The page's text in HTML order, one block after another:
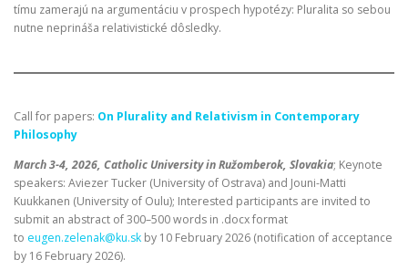
tímu zamerajú na argumentáciu v prospech hypotézy: Pluralita so sebou
nutne neprináša relativistické dôsledky.
Call for papers: On Plurality and Relativism in Contemporary
Philosophy
March 3-4, 2026, Catholic University in Ružomberok, Slovakia; Keynote
speakers: Aviezer Tucker (University of Ostrava) and Jouni-Matti
Kuukkanen (University of Oulu); Interested participants are invited to
submit an abstract of 300–500 words in .docx format
to eugen.zelenak@ku.sk by 10 February 2026 (notification of acceptance
by 16 February 2026).